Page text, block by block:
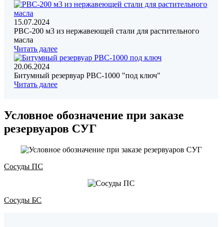
15.07.2024
РВС-200 м3 из нержавеющей стали для растительного
масла
Читать далее
20.06.2024
Битумный резервуар РВС-1000 "под ключ"
Читать далее
Условное обозначение при заказе
резервуаров СУГ
Сосуды ПС
Сосуды БС